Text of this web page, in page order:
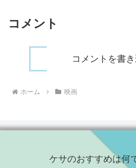
コメント
コメントを書
ホーム 映画
ケサのおすすめは何